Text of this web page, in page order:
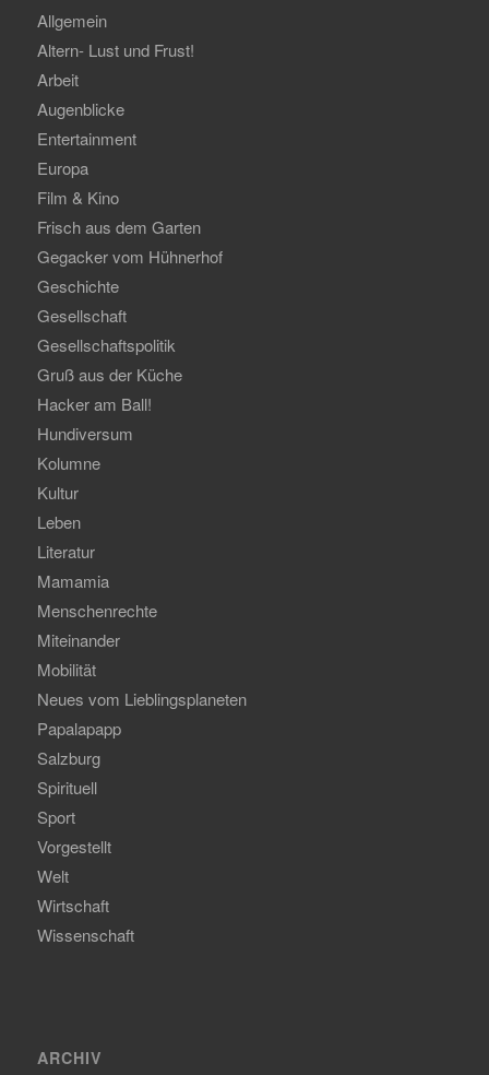
Allgemein
Altern- Lust und Frust!
Arbeit
Augenblicke
Entertainment
Europa
Film & Kino
Frisch aus dem Garten
Gegacker vom Hühnerhof
Geschichte
Gesellschaft
Gesellschaftspolitik
Gruß aus der Küche
Hacker am Ball!
Hundiversum
Kolumne
Kultur
Leben
Literatur
Mamamia
Menschenrechte
Miteinander
Mobilität
Neues vom Lieblingsplaneten
Papalapapp
Salzburg
Spirituell
Sport
Vorgestellt
Welt
Wirtschaft
Wissenschaft
ARCHIV